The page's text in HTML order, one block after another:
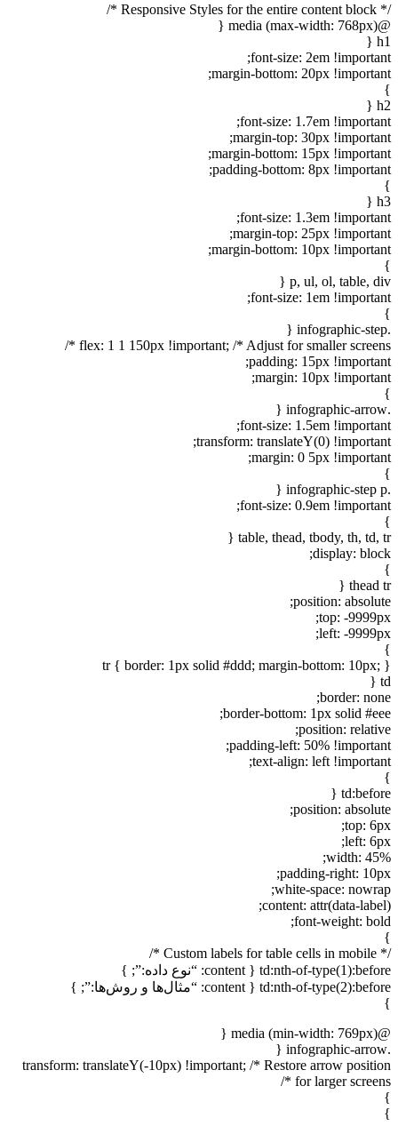
/* Responsive Styles for the entire content block */
@media (max-width: 768px) {
h1 {
font-size: 2em !important;
margin-bottom: 20px !important;
}
h2 {
font-size: 1.7em !important;
margin-top: 30px !important;
margin-bottom: 15px !important;
padding-bottom: 8px !important;
}
h3 {
font-size: 1.3em !important;
margin-top: 25px !important;
margin-bottom: 10px !important;
}
p, ul, ol, table, div {
font-size: 1em !important;
}
.infographic-step {
flex: 1 1 150px !important; /* Adjust for smaller screens */
padding: 15px !important;
margin: 10px !important;
}
.infographic-arrow {
font-size: 1.5em !important;
transform: translateY(0) !important;
margin: 0 5px !important;
}
.infographic-step p {
font-size: 0.9em !important;
}
table, thead, tbody, th, td, tr {
display: block;
}
thead tr {
position: absolute;
top: -9999px;
left: -9999px;
}
tr { border: 1px solid #ddd; margin-bottom: 10px; }
td {
border: none;
border-bottom: 1px solid #eee;
position: relative;
padding-left: 50% !important;
text-align: left !important;
}
td:before {
position: absolute;
top: 6px;
left: 6px;
width: 45%;
padding-right: 10px;
white-space: nowrap;
content: attr(data-label);
font-weight: bold;
}
/* Custom labels for table cells in mobile */
td:nth-of-type(1):before { content: “نوع داده:”; }
td:nth-of-type(2):before { content: “مثال‌ها و روش‌ها:”; }
}
@media (min-width: 769px) {
.infographic-arrow {
transform: translateY(-10px) !important; /* Restore arrow position
for larger screens */
}
}